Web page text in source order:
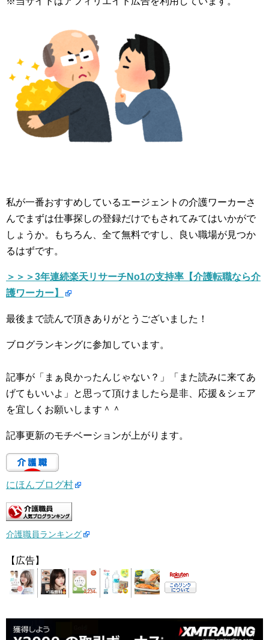
私が一番おすすめしているエージェントの介護ワーカーさ
んでまずは仕事探しの登録だけでもされてみてはいかがで
しょうか。もちろん、全て無料ですし、良い職場が見つか
るはずです。
＞＞＞3年連続楽天リサーチNo1の支持率【介護転職なら介
護ワーカー】
最後まで読んで頂きありがとうございました！
ブログランキングに参加しています。
記事が「まぁ良かったんじゃない？」「また読みに来てあ
げてもいいよ」と思って頂けましたら是非、応援＆シェア
を宜しくお願いします＾＾
記事更新のモチベーションが上がります。
にほんブログ村
介護職員ランキング
【広告】